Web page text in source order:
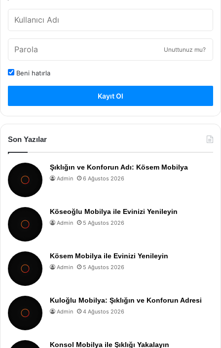
Unuttunuz mu?
Beni hatırla
Kayıt Ol
Son Yazılar
Şıklığın ve Konforun Adı: Kösem Mobilya
Admin 6 Ağustos 2026
Köseoğlu Mobilya ile Evinizi Yenileyin
Admin 5 Ağustos 2026
Kösem Mobilya ile Evinizi Yenileyin
Admin 5 Ağustos 2026
Kuloğlu Mobilya: Şıklığın ve Konforun Adresi
Admin 4 Ağustos 2026
Konsol Mobilya ile Şıklığı Yakalayın